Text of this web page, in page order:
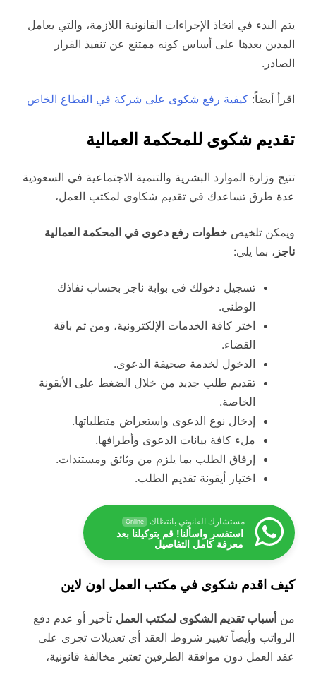
يتم البدء في اتخاذ الإجراءات القانونية اللازمة، والتي يعامل
المدين بعدها على أساس كونه ممتنع عن تنفيذ القرار
الصادر.
اقرأ أيضاً: كيفية رفع شكوى على شركة في القطاع الخاص
تقديم شكوى للمحكمة العمالية
تتيح وزارة الموارد البشرية والتنمية الاجتماعية في السعودية
عدة طرق تساعدك في تقديم شكاوى لمكتب العمل،
ويمكن تلخيص خطوات رفع دعوى في المحكمة العمالية
ناجز ، بما يلي:
تسجيل دخولك في بوابة ناجز بحساب نفاذك
الوطني.
اختر كافة الخدمات الإلكترونية، ومن ثم باقة
القضاء.
الدخول لخدمة صحيفة الدعوى.
تقديم طلب جديد من خلال الضغط على الأيقونة
الخاصة.
إدخال نوع الدعوى واستعراض متطلباتها.
ملء كافة بيانات الدعوى وأطرافها.
إرفاق الطلب بما يلزم من وثائق ومستندات.
اختيار أيقونة تقديم الطلب.
مستشارك القانوني بانتظاك Online
استفسر واسألنا! قم بتوكيلنا بعد
معرفة كامل التفاصيل
كيف اقدم شكوى في مكتب العمل اون لاين
منأسباب تقديم الشكوى لمكتب العمل تأخير أو عدم دفع
الرواتب وأيضاً تغيير شروط العقد أي تعديلات تجرى على
عقد العمل دون موافقة الطرفين تعتبر مخالفة قانونية،